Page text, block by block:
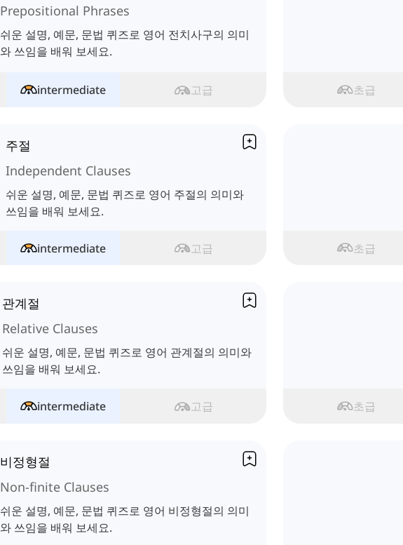
Prepositional Phrases
쉬운 설명, 예문, 문법 퀴즈로 영어 전치사구의 의미
와 쓰임을 배워 보세요.
intermediate 고급 초급
주절
Independent Clauses
쉬운 설명, 예문, 문법 퀴즈로 영어 주절의 의미와
쓰임을 배워 보세요.
intermediate 고급 초급
관계절
Relative Clauses
쉬운 설명, 예문, 문법 퀴즈로 영어 관계절의 의미와
쓰임을 배워 보세요.
intermediate 고급 초급
비정형절
Non-finite Clauses
쉬운 설명, 예문, 문법 퀴즈로 영어 비정형절의 의미
와 쓰임을 배워 보세요.